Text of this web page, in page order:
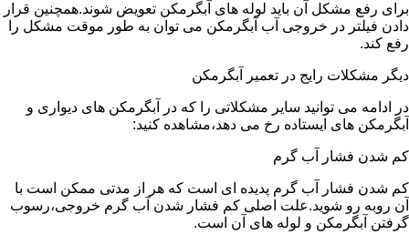
برای رفع مشکل آن باید لوله های آبگرمکن تعویض شوند.همچنین قرار
دادن فیلتر در خروجی آب آبگرمکن می توان به طور موقت مشکل را
رفع کند.
دیگر مشکلات رایج در تعمیر آبگرمکن
در ادامه می توانید سایر مشکلاتی را که در آبگرمکن های دیواری و
آبگرمکن های ایستاده رخ می دهد،مشاهده کنید:
کم شدن فشار آب گرم
کم شدن فشار آب گرم پدیده ای است که هر از مدتی ممکن است با
آن روبه رو شوید.علت اصلی کم فشار شدن آب گرم خروجی،رسوب
گرفتن آبگرمکن و لوله های آن است.